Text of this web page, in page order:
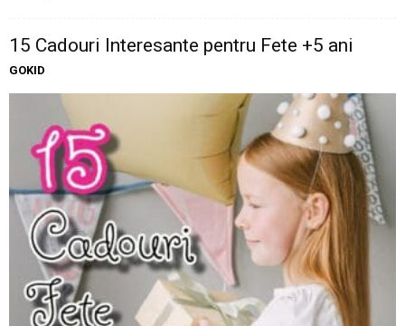
15 Cadouri Interesante pentru Fete +5 ani
GOKID